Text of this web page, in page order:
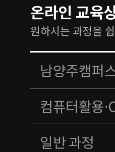
온라인 교육
원하시는 과정을